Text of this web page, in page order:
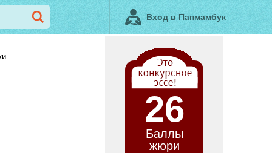
Вход в Папмамбук
26
Баллы
жюри